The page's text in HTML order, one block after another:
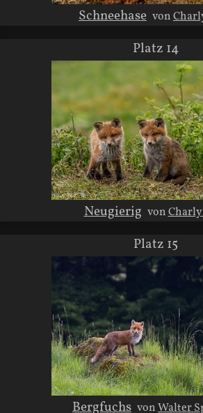
Schneehase von
Platz 14
Neugierig von
Platz 15
Bergfuchs vonWalter